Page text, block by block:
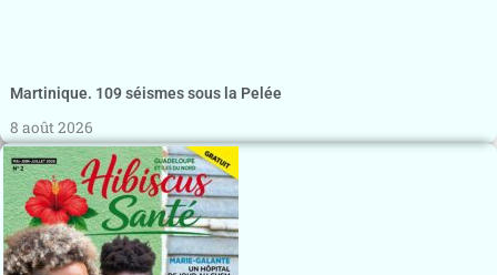
Martinique. 109 séismes sous la Pelée
8 août 2026